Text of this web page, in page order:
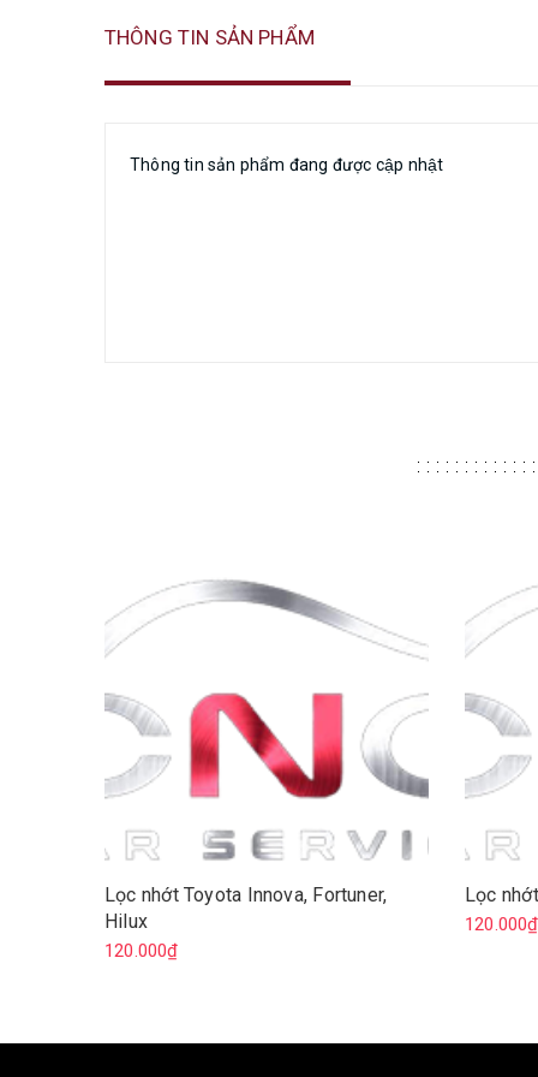
THÔNG TIN SẢN PHẨM
Thông tin sản phẩm đang được cập nhật
Lọc nhớt Toyota Innova, Fortuner,
Hilux
120.000₫
Lọc
120.000₫